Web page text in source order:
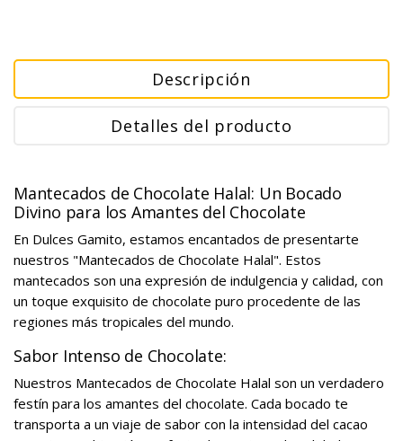
Descripción
Detalles del producto
Mantecados de Chocolate Halal: Un Bocado
Divino para los Amantes del Chocolate
En Dulces Gamito, estamos encantados de presentarte
nuestros "Mantecados de Chocolate Halal". Estos
mantecados son una expresión de indulgencia y calidad, con
un toque exquisito de chocolate puro procedente de las
regiones más tropicales del mundo.
Sabor Intenso de Chocolate:
Nuestros Mantecados de Chocolate Halal son un verdadero
festín para los amantes del chocolate. Cada bocado te
transporta a un viaje de sabor con la intensidad del cacao